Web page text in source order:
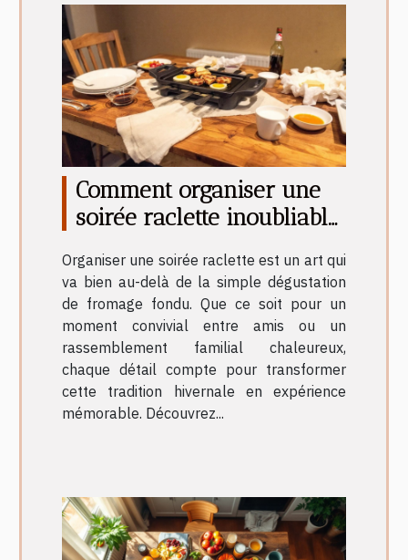
Comment organiser une
soirée raclette inoubliable
Organiser une soirée raclette est un art qui
va bien au-delà de la simple dégustation
de fromage fondu. Que ce soit pour un
moment convivial entre amis ou un
rassemblement familial chaleureux,
chaque détail compte pour transformer
cette tradition hivernale en expérience
mémorable. Découvrez...